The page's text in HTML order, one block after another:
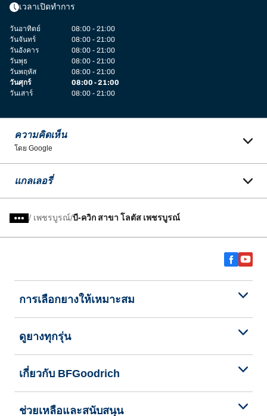
เวลาเปิดทำการ
วันอาทิตย์
08:00 - 21:00
วันจันทร์
08:00 - 21:00
วันอังคาร
08:00 - 21:00
วันพุธ
08:00 - 21:00
วันพฤหัส
08:00 - 21:00
วันศุกร์
08:00 - 21:00
วันเสาร์
08:00 - 21:00
ความคิดเห็น
โดย Google
แกลเลอรี่
/ เพชรบูรณ์ บี-ควิก สาขา โลตัส เพชรบูรณ์
การเลือกยางให้เหมาะสม
ดูยางทุกรุ่น
เกี่ยวกับ BFGoodrich
ช่วยเหลือและสนับสนุน